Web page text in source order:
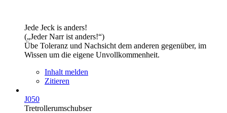
Jede Jeck is anders!
(„Jeder Narr ist anders!“)
Übe Toleranz und Nachsicht dem anderen gegenüber, im
Wissen um die eigene Unvollkommenheit.
Inhalt melden
Zitieren
J050
Tretrollerumschubser